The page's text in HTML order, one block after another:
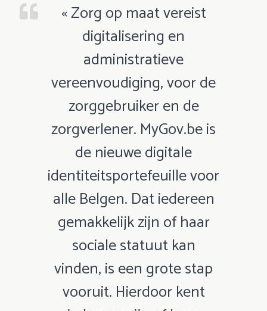
« Zorg op maat vereist
digitalisering en
administratieve
vereenvoudiging, voor de
zorggebruiker en de
zorgverlener. MyGov.be is
de nieuwe digitale
identiteitsportefeuille voor
alle Belgen. Dat iedereen
gemakkelijk zijn of haar
sociale statuut kan
vinden, is een grote stap
vooruit. Hierdoor kent